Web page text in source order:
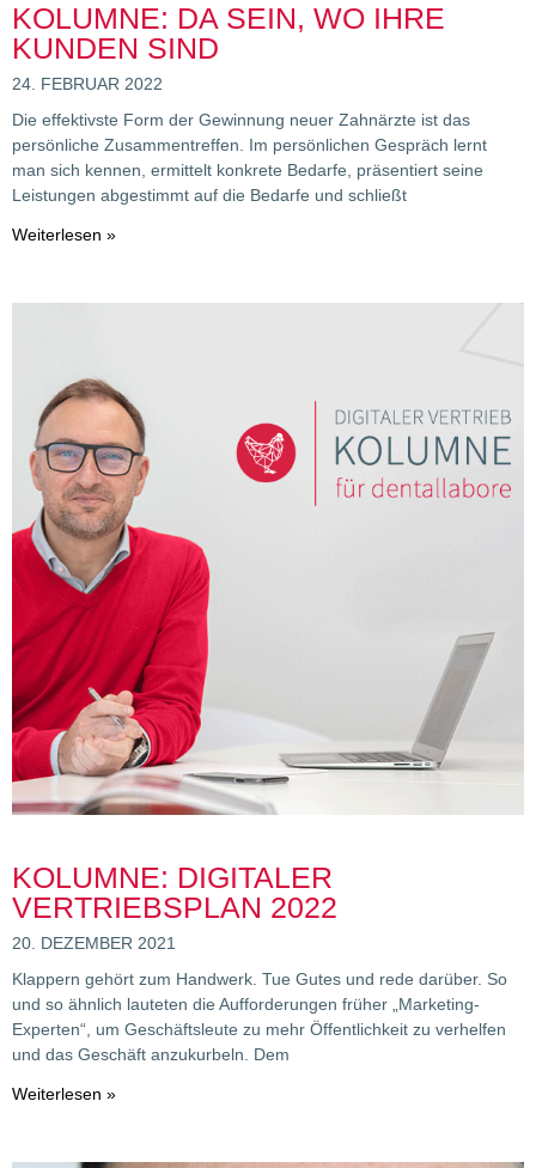
KOLUMNE: DA SEIN, WO IHRE
KUNDEN SIND
24. FEBRUAR 2022
Die effektivste Form der Gewinnung neuer Zahnärzte ist das
persönliche Zusammentreffen. Im persönlichen Gespräch lernt
man sich kennen, ermittelt konkrete Bedarfe, präsentiert seine
Leistungen abgestimmt auf die Bedarfe und schließt
Weiterlesen »
KOLUMNE: DIGITALER
VERTRIEBSPLAN 2022
20. DEZEMBER 2021
Klappern gehört zum Handwerk. Tue Gutes und rede darüber. So
und so ähnlich lauteten die Aufforderungen früher „Marketing-
Experten“, um Geschäftsleute zu mehr Öffentlichkeit zu verhelfen
und das Geschäft anzukurbeln. Dem
Weiterlesen »